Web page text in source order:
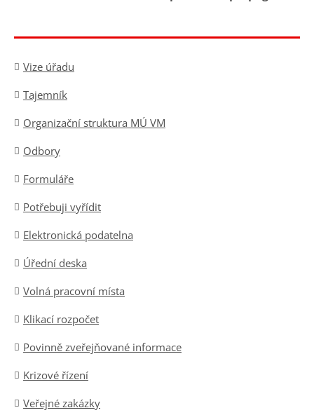
Vize úřadu
Tajemník
Organizační struktura MÚ VM
Odbory
Formuláře
Potřebuji vyřídit
Elektronická podatelna
Úřední deska
Volná pracovní místa
Klikací rozpočet
Povinně zveřejňované informace
Krizové řízení
Veřejné zakázky